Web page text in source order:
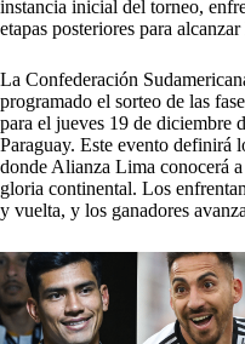
instancia inicial del torneo,
etapas posteriores para
La Confederación
programado el sorteo de las
para el jueves 19 de diciembre
Paraguay. Este evento definirá
donde Alianza Lima conocerá
gloria continental. Los
y vuelta, y los ganadores